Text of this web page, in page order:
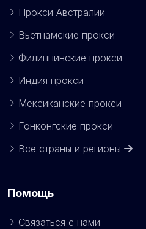
Прокси Австралии
Вьетнамские прокси
Филиппинские прокси
Индия прокси
Мексиканские прокси
Гонконгские прокси
Все страны и регионы
Помощь
Связаться с нами